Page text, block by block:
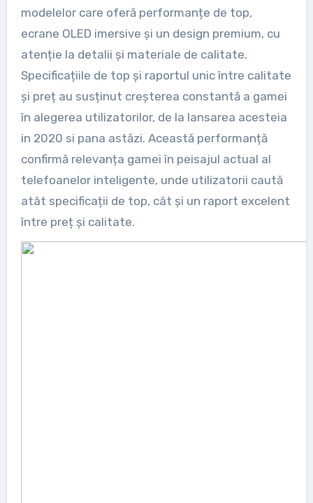
modelelor care oferă performanțe de top,
ecrane OLED imersive și un design premium, cu
atenție la detalii și materiale de calitate.
Specificațiile de top și raportul unic între calitate
și preț au susținut creșterea constantă a gamei
în alegerea utilizatorilor, de la lansarea acesteia
in 2020 si pana astăzi. Această performanță
confirmă relevanța gamei în peisajul actual al
telefoanelor inteligente, unde utilizatorii caută
atât specificații de top, cât și un raport excelent
între preț și calitate.